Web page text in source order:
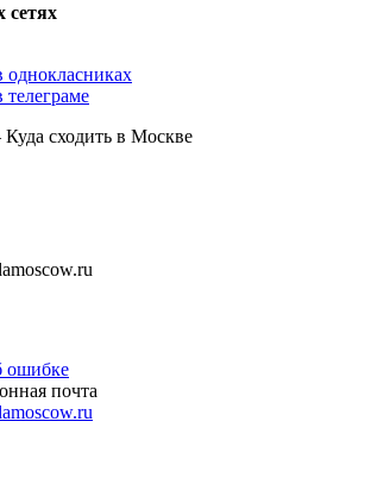
однокласниках
телеграме
сходить в Москве
ошибке
почта